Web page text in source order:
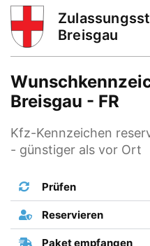
Breisgau
Breisgau - FR
Kfz-Kennzeichen
- günstiger als vor Ort
Prüfen
Reservieren
Paket empfangen